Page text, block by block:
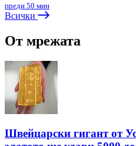
преди 50 мин
Всички
От мрежата
Швейцарски гигант от